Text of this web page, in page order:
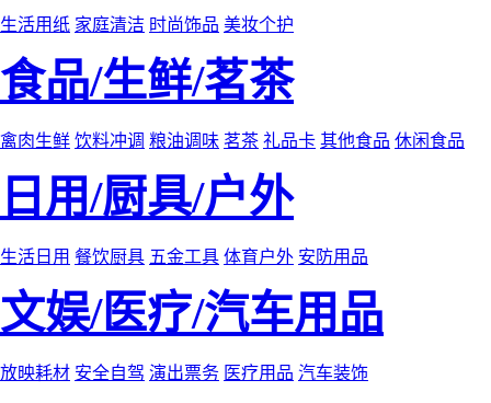
生活用纸 家庭清洁 时尚饰品 美妆个护
食品/生鲜/茗茶
禽肉生鲜 饮料冲调 粮油调味 茗茶 礼品卡 其他食品 休闲食品
日用/厨具/户外
生活日用 餐饮厨具 五金工具 体育户外 安防用品
文娱/医疗/汽车用品
放映耗材 安全自驾 演出票务 医疗用品 汽车装饰